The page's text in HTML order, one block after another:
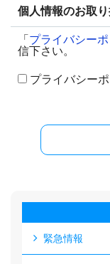
個人情報のお取
「 プライバシー
信下さい。
プライバシー
緊急情報